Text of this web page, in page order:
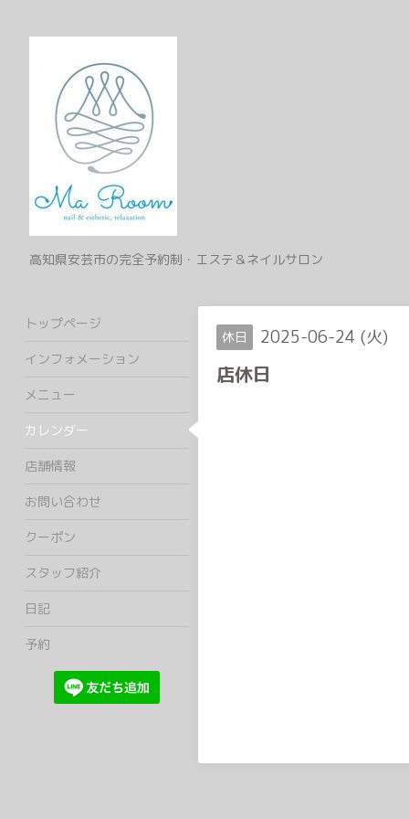
高知県安芸市の完全予約制・エステ＆ネイルサロン
休日 2025-06-24 (火)
店休日
トップページ
インフォメーション
メニュー
カレンダー
店舗情報
お問い合わせ
クーポン
スタッフ紹介
日記
予約